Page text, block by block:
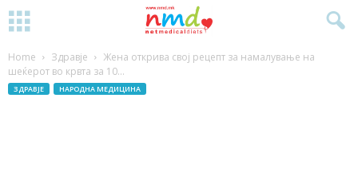
Home Здравје
Жена открива свој рецепт за намалување на
шеќерот во кpвтa за 10...
ЗДРАВЈЕ НАРОДНА МЕДИЦИНА